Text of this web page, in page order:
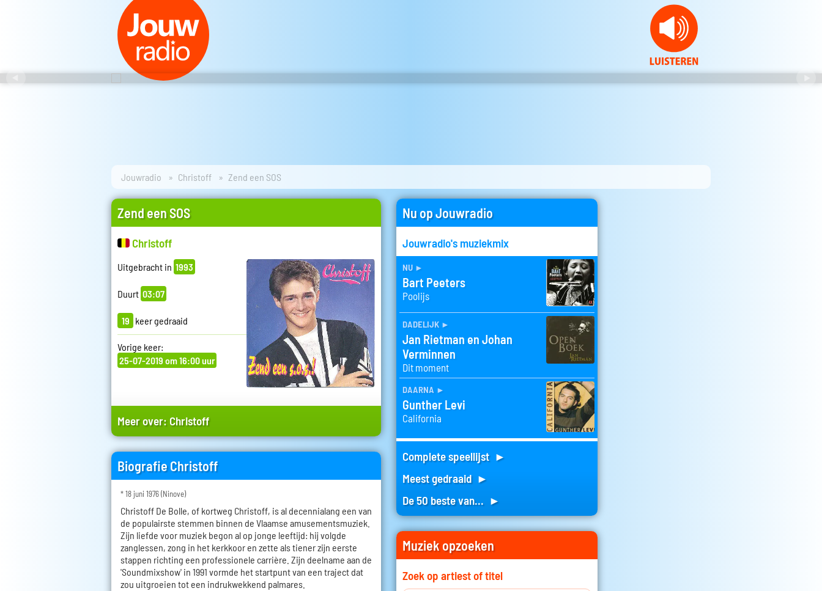
Jouwradio Christoff Zend een SOS
Zend een SOS
Christoff
Uitgebracht in 1993
Duurt 03:07
19 keer gedraaid
Vorige keer:
25-07-2019 om 16:00 uur
Meer over: Christoff
Biografie Christoff
* 18 juni 1976 (Ninove)
Christoff De Bolle, of kortweg Christoff, is al decennialang een van
de populairste stemmen binnen de Vlaamse amusementsmuziek.
Zijn liefde voor muziek begon al op jonge leeftijd: hij volgde
zanglessen, zong in het kerkkoor en zette als tiener zijn eerste
stappen richting een professionele carrière. Zijn deelname aan de
'Soundmixshow' in 1991 vormde het startpunt van een traject dat
zou uitgroeien tot een indrukwekkend palmares.
Nu op Jouwradio
Jouwradio's muziekmix
nu ►
Bart Peeters
Poolijs
dadelijk ►
Jan Rietman en Johan
Verminnen
Dit moment
daarna ►
Gunther Levi
California
Complete speellijst ►
Meest gedraaid ►
De 50 beste van... ►
Muziek opzoeken
Zoek op artiest of titel